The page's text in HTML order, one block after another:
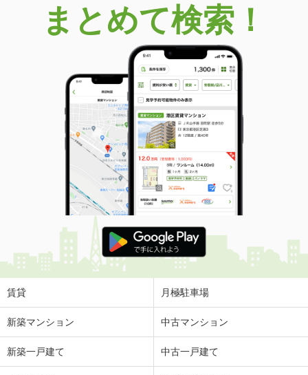
まとめて検索！
賃貸 月極駐車場
新築マンション 中古マンション
新築一戸建て 中古一戸建て